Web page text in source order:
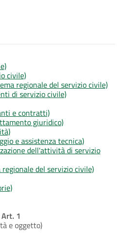
civile)
regionale del servizio civile)
di servizio civile)
e contratti)
giuridico)
e assistenza tecnica)
dell'attività di servizio
del servizio civile)
Art. 1
e oggetto)